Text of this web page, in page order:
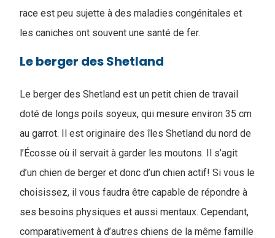
race est peu sujette à des maladies congénitales et
les caniches ont souvent une santé de fer.
Le berger des Shetland
Le berger des Shetland est un petit chien de travail
doté de longs poils soyeux, qui mesure environ 35 cm
au garrot. Il est originaire des îles Shetland du nord de
l’Écosse où il servait à garder les moutons. Il s’agit
d’un chien de berger et donc d’un chien actif! Si vous le
choisissez, il vous faudra être capable de répondre à
ses besoins physiques et aussi mentaux. Cependant,
comparativement à d’autres chiens de la même famille